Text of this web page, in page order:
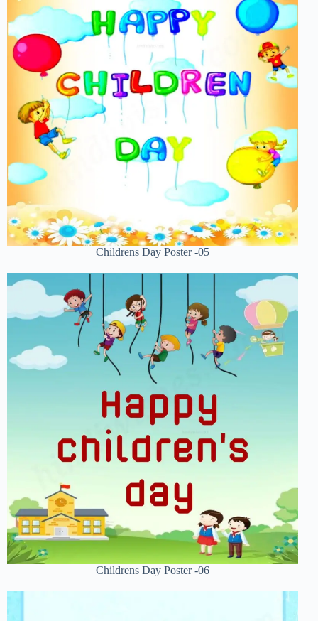
Childrens Day Poster -05
Childrens Day Poster -06